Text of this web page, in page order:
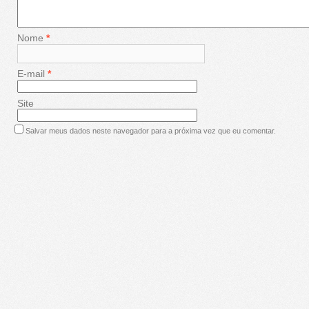
Nome *
E-mail *
Site
Salvar meus dados neste navegador para a próxima vez que eu comentar.